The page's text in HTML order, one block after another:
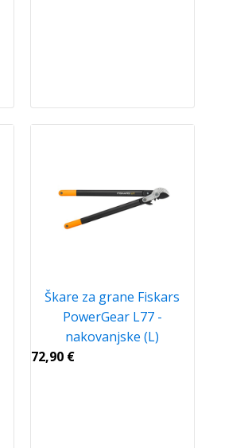
Škare za grane Fiskars
PowerGear L77 -
nakovanjske (L)
72,90 €